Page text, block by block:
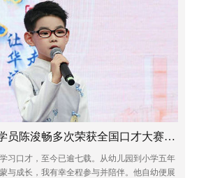
实力认证！小伦敦学员陈浚畅多次荣获全国口才大赛一等奖
习口才，至今已逾七载。从幼儿园到小学五年
与成长，我有幸全程参与并陪伴。他自幼便展